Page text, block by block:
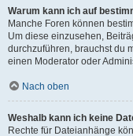
Warum kann ich auf
Manche Foren können
Um diese einzusehen,
durchzuführen, brauchst du
einen Moderator oder
Nach oben
Weshalb kann ich keine
Rechte für Dateianhänge